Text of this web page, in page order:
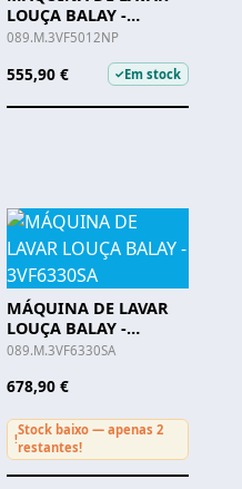
LOUÇA BALAY -
3VF5012NP -
089.M.3VF5012NP
555,90 € ✓Em stock
MÁQUINA DE LAVAR
LOUÇA BALAY -
3VF6330SA
089.M.3VF6330SA
678,90 €
!
Stock baixo — apenas 2
restantes!